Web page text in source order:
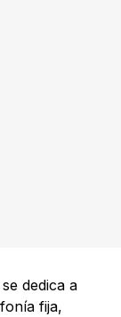
dedica a
fija,